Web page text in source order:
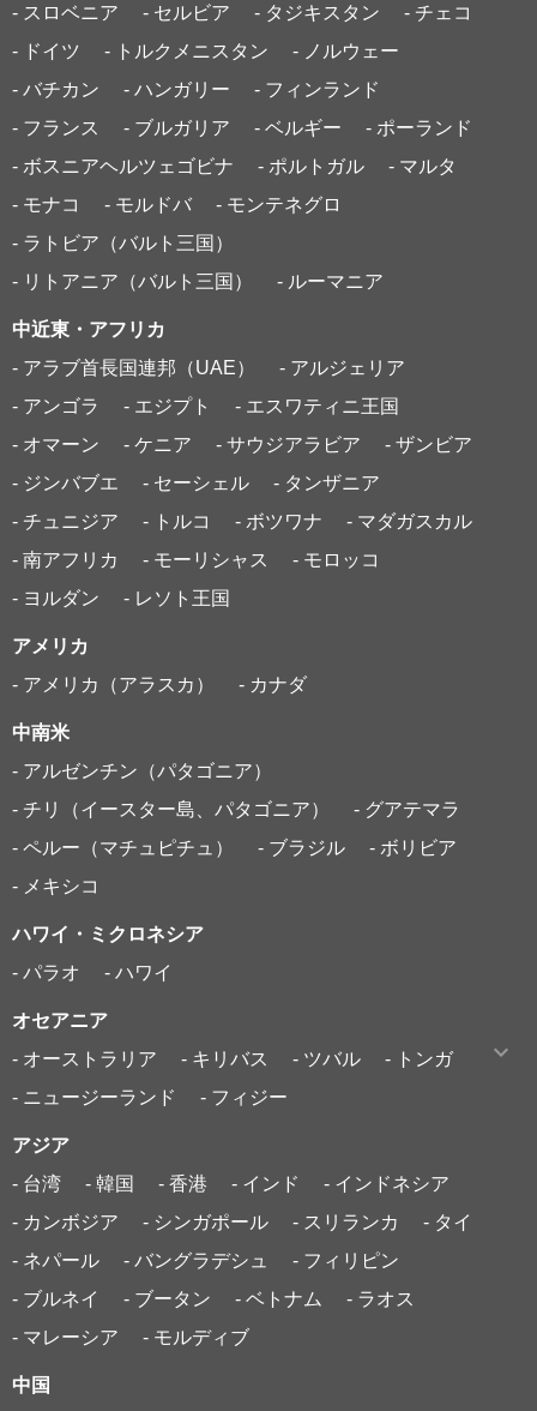
- スロベニア
- セルビア - タジキスタン
- チェコ
- ドイツ
- トルクメニスタン
- ノルウェー
- バチカン
- ハンガリー
- フィンランド
- フランス
- ブルガリア - ベルギー
- ポーランド
- ボスニアヘルツェゴビナ
- ポルトガル
- マルタ
- モナコ
- モルドバ
- モンテネグロ
- ラトビア（バルト三国）
- リトアニア（バルト三国）
- ルーマニア
中近東・アフリカ
- アラブ首長国連邦（UAE）
- アルジェリア
- アンゴラ
- エジプト
- エスワティニ王国
- オマーン
- ケニア - サウジアラビア
- ザンビア
- ジンバブエ
- セーシェル
- タンザニア
- チュニジア
- トルコ - ボツワナ
- マダガスカル
- 南アフリカ
- モーリシャス
- モロッコ
- ヨルダン
- レソト王国
アメリカ
- アメリカ（アラスカ）
- カナダ
中南米
- アルゼンチン（パタゴニア）
- チリ（イースター島、パタゴニア）
- グアテマラ
- ペルー（マチュピチュ）
- ブラジル
- ボリビア
- メキシコ
ハワイ・ミクロネシア
- パラオ
- ハワイ
オセアニア
- オーストラリア
- キリバス - ツバル
- トンガ
- ニュージーランド
- フィジー
アジア
- 台湾
- 韓国 - 香港 - インド
- インドネシア
- カンボジア
- シンガポール - スリランカ
- タイ
- ネパール
- バングラデシュ
- フィリピン
- ブルネイ
- ブータン - ベトナム
- ラオス
- マレーシア
- モルディブ
中国